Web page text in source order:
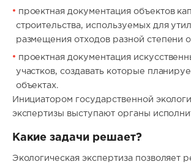
проектная документация объектов
строительства, используемых для
размещения отходов разной степени
проектная документация
участков, создавать которые
объектах.
Инициатором государственной
экспертизы выступают органы
Какие задачи решает?
Экологическая экспертиза позволяет